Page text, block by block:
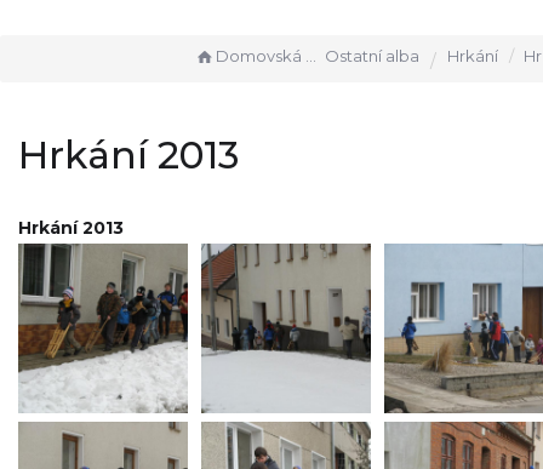
Domovská stránka Ostatní alba Hrkání
Hrkání 2013
Hrkání 2013